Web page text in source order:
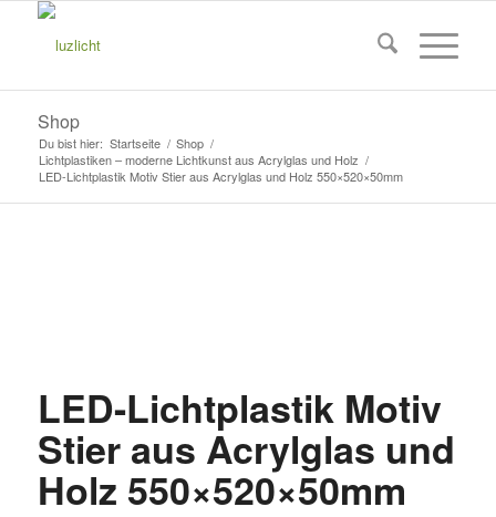
Shop
Du bist hier: Startseite / Shop /
Lichtplastiken – moderne Lichtkunst aus Acrylglas und Holz /
LED-Lichtplastik Motiv Stier aus Acrylglas und Holz 550×520×50mm
LED-Lichtplastik Motiv
Stier aus Acrylglas und
Holz 550×520×50mm